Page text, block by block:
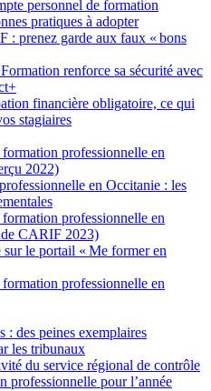
personnel de formation
pratiques à adopter
: prenez garde aux faux « bons
renforce sa sécurité avec
financière obligatoire, ce qui
stagiaires
professionnelle en
2022)
en Occitanie : les
professionnelle en
CARIF 2023)
sur le portail « Me former en
professionnelle en
: des peines exemplaires
les tribunaux
du service régional de contrôle
professionnelle pour l’année